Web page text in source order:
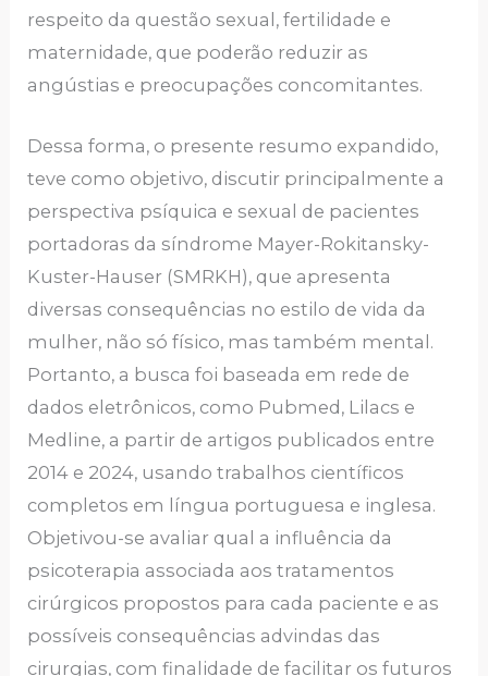
respeito da questão sexual, fertilidade e
maternidade, que poderão reduzir as
angústias e preocupações concomitantes.
Dessa forma, o presente resumo expandido,
teve como objetivo, discutir principalmente a
perspectiva psíquica e sexual de pacientes
portadoras da síndrome Mayer-Rokitansky-
Kuster-Hauser (SMRKH), que apresenta
diversas consequências no estilo de vida da
mulher, não só físico, mas também mental.
Portanto, a busca foi baseada em rede de
dados eletrônicos, como Pubmed, Lilacs e
Medline, a partir de artigos publicados entre
2014 e 2024, usando trabalhos científicos
completos em língua portuguesa e inglesa.
Objetivou-se avaliar qual a influência da
psicoterapia associada aos tratamentos
cirúrgicos propostos para cada paciente e as
possíveis consequências advindas das
cirurgias, com finalidade de facilitar os futuros